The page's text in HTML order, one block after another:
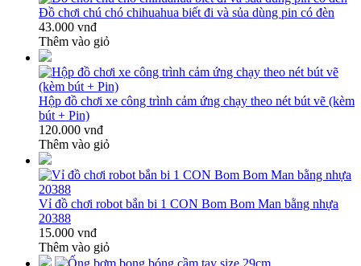
Đồ chơi chú chó chihuahua biết đi và sủa dùng pin có đèn
43.000 vnđ
Thêm vào giỏ
Hộp đồ chơi xe công trình cảm ứng chạy theo nét bút vẽ (kèm
bút + Pin)
120.000 vnđ
Thêm vào giỏ
Vỉ đồ chơi robot bắn bi 1 CON Bom Bom Man bằng nhựa
20388
15.000 vnđ
Thêm vào giỏ